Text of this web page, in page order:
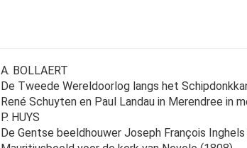
A. BOLLAERT
De Tweede Wereldoorlog langs het
René Schuyten en Paul Landau in Merendree in
P. HUYS
De Gentse beeldhouwer Joseph François